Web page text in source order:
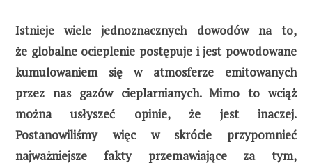
Istnieje wiele jednoznacznych dowodów na to,
że globalne ocieplenie postępuje i jest powodowane
kumulowaniem się w atmosferze emitowanych
przez nas gazów cieplarnianych. Mimo to wciąż
można usłyszeć opinie, że jest inaczej.
Postanowiliśmy więc w skrócie przypomnieć
najważniejsze fakty przemawiające za tym,